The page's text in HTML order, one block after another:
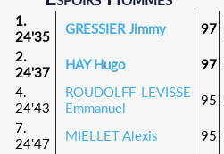
1.
24'35
GRESSIER Jimmy 97
2.
24'37
HAY Hugo 97
4.
24'43
ROUDOLFF-LEVISSE
Emmanuel
95
7.
24'47
MIELLET Alexis 95